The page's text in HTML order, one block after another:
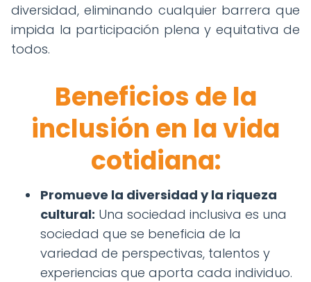
diversidad, eliminando cualquier barrera que
impida la participación plena y equitativa de
todos.
Beneficios de la
inclusión en la vida
cotidiana:
Promueve la diversidad y la riqueza
cultural: Una sociedad inclusiva es una
sociedad que se beneficia de la
variedad de perspectivas, talentos y
experiencias que aporta cada individuo.